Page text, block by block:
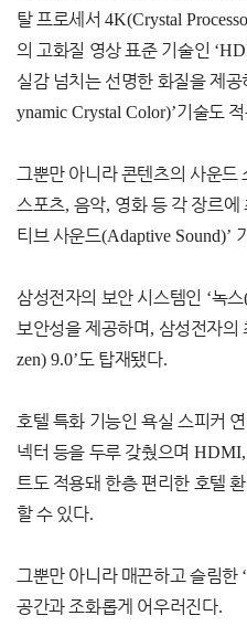
탈 프로세서4K(Crystal
의 고화질 영상 표준 기술인
실감 넘치는 선명한 화질을 제공
ynamic Crystal Color)’기술도
그뿐만 아니라 콘텐츠의 사운드
스포츠, 음악, 영화 등 각 장르에
티브 사운드(Adaptive Sound)’
삼성전자의 보안 시스템인 ‘녹스
보안성을 제공하며 , 삼성전자의
zen) 9.0’도 탑재됐다.
호텔 특화 기능인 욕실 스피커
넥터 등을 두루 갖췄으며
트도 적용돼 한층 편리한 호텔
할 수 있다.
그뿐만 아니라 매끈하고 슬림한 ‘
공간과 조화롭게 어우러진다.